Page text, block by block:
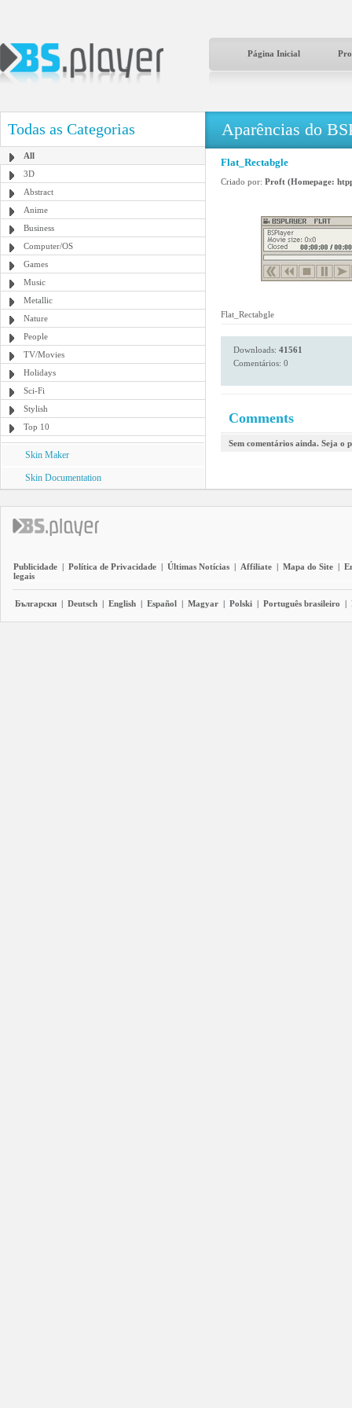
Página Inicial
Todas as Categorias
All
3D
Abstract
Anime
Business
Computer/OS
Games
Music
Metallic
Nature
People
TV/Movies
Holidays
Sci-Fi
Stylish
Top 10
Skin Maker
Skin Documentation
Aparências do
Flat_Rectabgle
Criado por: Proft (Homepage:
Flat_Rectabgle
Downloads: 41561
Comentários: 0
Comments
Sem comentários ainda. Seja o
Publicidade | Política de Privacidade | Últimas Notícias | Affiliate | Mapa do Site |
legais
Български | Deutsch | English | Español | Magyar | Polski | Português brasileiro |